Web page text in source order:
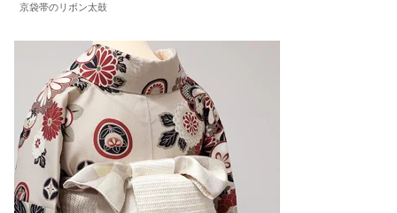
京袋帯のリボン太鼓